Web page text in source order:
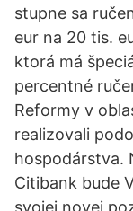
stupne sa
eur na 20 tis.
ktorá má
percentné
Reformy v
realizovali
hospodárstva.
Citibank bude
svojej novej